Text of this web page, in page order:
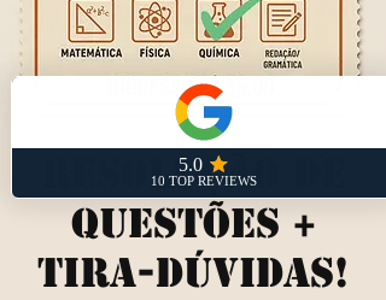
Resolução de
Questões +
Tira-Dúvidas!